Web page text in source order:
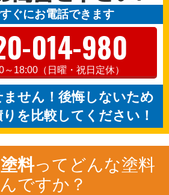
ぐにお電話できます
014-980
～18:00（日曜・祝日定休）
せん！後悔しないため
を比較してください！
料ってどんな塗料
ですか？